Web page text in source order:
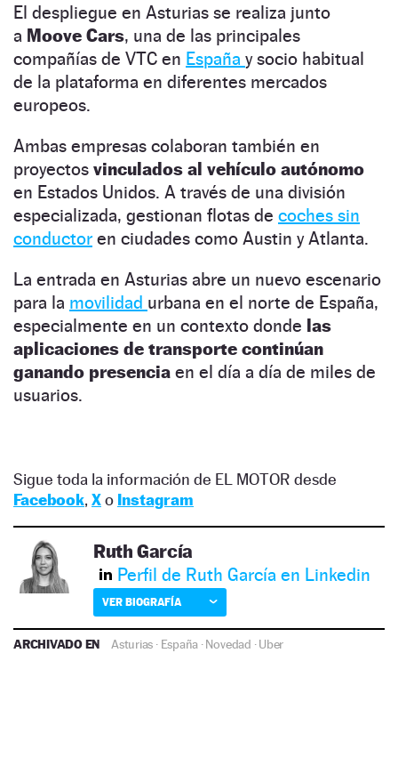
El despliegue en Asturias se realiza junto
a Moove Cars, una de las principales
compañías de VTC en España y socio habitual
de la plataforma en diferentes mercados
europeos.
Ambas empresas colaboran también en
proyectos vinculados al vehículo autónomo
en Estados Unidos. A través de una división
especializada, gestionan flotas de coches sin
conductor en ciudades como Austin y Atlanta.
La entrada en Asturias abre un nuevo escenario
para la movilidad urbana en el norte de España,
especialmente en un contexto donde las
aplicaciones de transporte continúan
ganando presencia en el día a día de miles de
usuarios.
Sigue toda la información de EL MOTOR desde
Facebook, Xo Instagram
Ruth García
Perfil de Ruth García en Linkedin
VER BIOGRAFÍA
ARCHIVADO EN Asturias · España ·Novedad ·Uber